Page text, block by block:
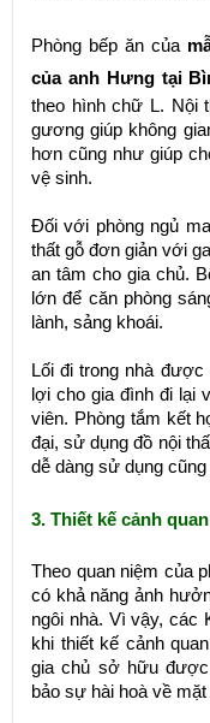
Phòng bếp ăn của
của anh Hưng tại
theo hình chữ L. Nội
gương giúp không
hơn cũng như giúp
vệ sinh.
Đối với phòng ngủ
thất gỗ đơn giản với
an tâm cho gia chủ.
lớn để căn phòng
lành, sảng khoái.
Lối đi trong nhà được
lợi cho gia đình đi lại
viên. Phòng tắm kết
đại, sử dụng đồ nội
dễ dàng sử dụng
3. Thiết kế cảnh
Theo quan niệm của
có khả năng ảnh
ngôi nhà. Vì vậy, các
khi thiết kế cảnh
gia chủ sở hữu
bảo sự hài hoà về